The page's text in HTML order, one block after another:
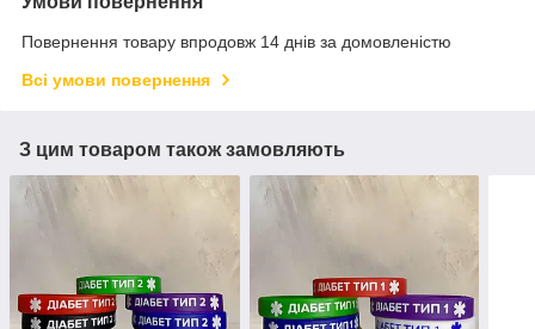
Повернення товару впродовж 14 днів за домовленістю
Всі умови повернення
З цим товаром також замовляють